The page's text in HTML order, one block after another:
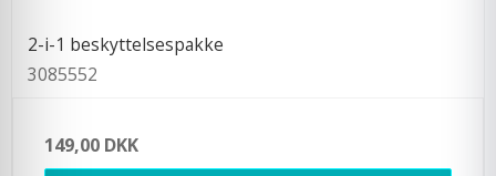
2-i-1 beskyttelsespakke
3085552
149,00 DKK